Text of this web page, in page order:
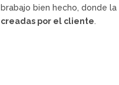
brabajo bien hecho, donde la
creadas por el cliente.